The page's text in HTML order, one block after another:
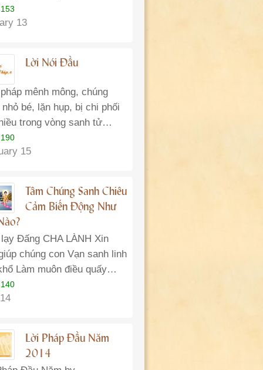
13
Lời Nói Đầu
mênh mông, chúng
bé, lặn hụp, bị chi phối
trong vòng sanh tử…
15
Tâm Chúng Sanh Chiêu
Cảm Biến Động Như
Đấng CHA LÀNH Xin
chúng con Vạn sanh linh
Làm muôn điều quấy…
Lời Pháp Đầu Năm
2014